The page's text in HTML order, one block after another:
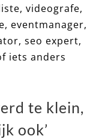
videografe,
eventmanager,
seo expert,
iets anders
te klein,
ook’